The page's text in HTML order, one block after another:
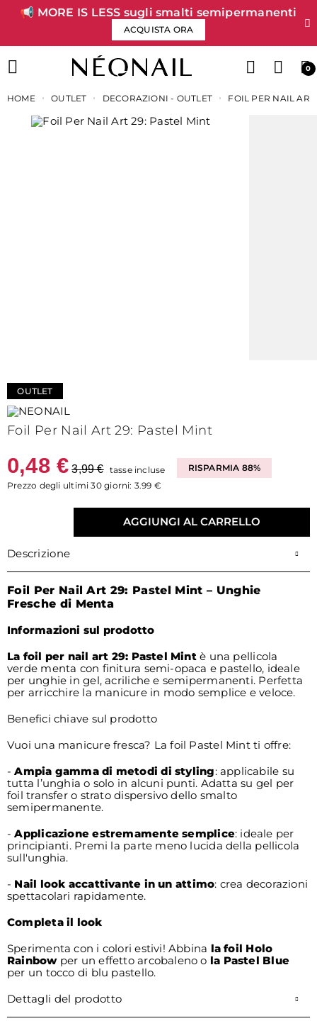
📢 MORE IS LESS sugli smalti semipermanenti
ACQUISTA ORA
0
HOME OUTLET DECORAZIONI - OUTLET FOIL PER NAIL ART
OUTLET
Foil Per Nail Art 29: Pastel Mint
0,48 € 3,99 € tasse incluse
RISPARMIA 88%
Prezzo degli ultimi 30 giorni: 3.99 €
AGGIUNGI AL CARRELLO
Descrizione
Foil Per Nail Art 29: Pastel Mint – Unghie
Fresche di Menta
Informazioni sul prodotto
La foil per nail art 29: Pastel Mintè una pellicola
verde menta con finitura semi-opaca e pastello, ideale
per unghie in gel, acriliche e semipermanenti. Perfetta
per arricchire la manicure in modo semplice e veloce.
Benefici chiave sul prodotto
Vuoi una manicure fresca? La foil Pastel Mint ti offre:
-Ampia gamma di metodi di styling: applicabile su
tutta l’unghia o solo in alcuni punti. Adatta su gel per
foil transfer o strato dispersivo dello smalto
semipermanente.
-Applicazione estremamente semplice: ideale per
principianti. Premi la parte meno lucida della pellicola
sull'unghia.
- Nail look accattivante in un attimo: crea decorazioni
spettacolari rapidamente.
Completa il look
Sperimenta con i colori estivi! Abbina la foil Holo
Rainbowper un effetto arcobaleno o la Pastel Blue
per un tocco di blu pastello.
Dettagli del prodotto